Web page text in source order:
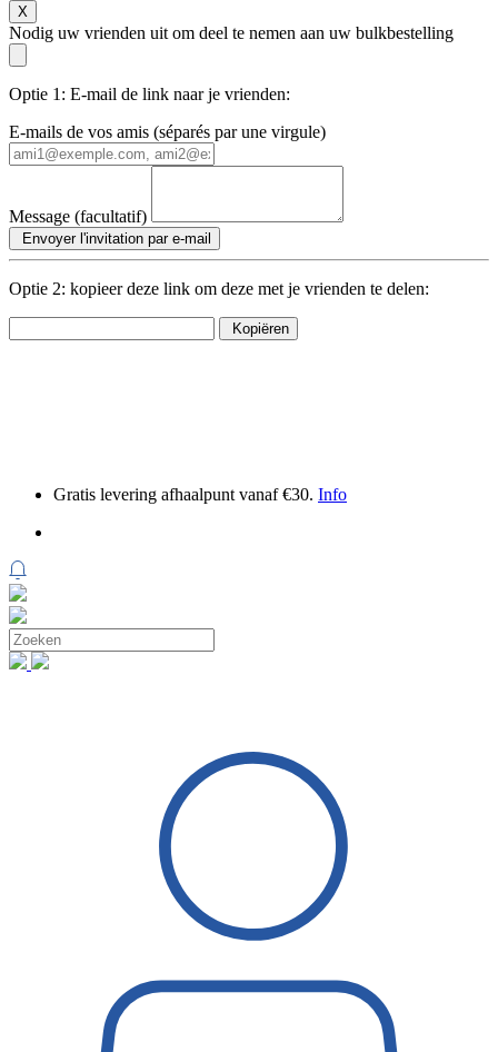
X
Nodig uw vrienden uit om deel te nemen aan uw bulkbestelling
Optie 1: E-mail de link naar je vrienden:
E-mails de vos amis (séparés par une virgule)
Message (facultatif)
Envoyer l'invitation par e-mail
Optie 2: kopieer deze link om deze met je vrienden te delen:
Kopiëren
Gratis levering afhaalpunt vanaf €30. Info